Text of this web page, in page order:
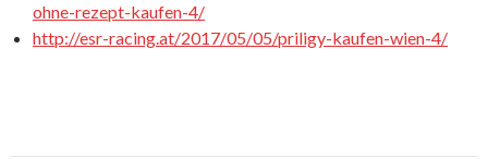
ohne-rezept-kaufen-4/
http://esr-racing.at/2017/05/05/priligy-kaufen-wien-4/